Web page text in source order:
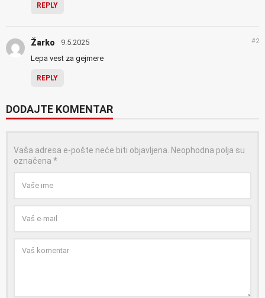
REPLY
Žarko 9.5.2025 #2
Lepa vest za gejmere
REPLY
DODAJTE KOMENTAR
Vaša adresa e-pošte neće biti objavljena. Neophodna polja su
označena *